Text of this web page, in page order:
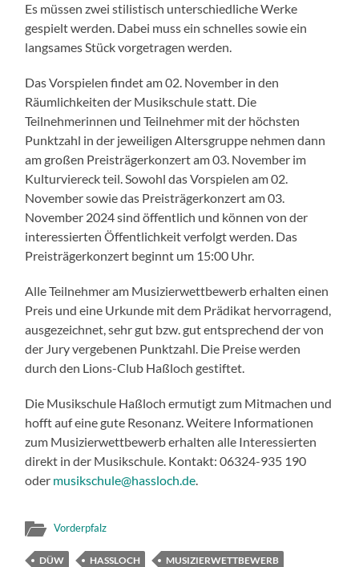
Es müssen zwei stilistisch unterschiedliche Werke
gespielt werden. Dabei muss ein schnelles sowie ein
langsames Stück vorgetragen werden.
Das Vorspielen findet am 02. November in den
Räumlichkeiten der Musikschule statt. Die
Teilnehmerinnen und Teilnehmer mit der höchsten
Punktzahl in der jeweiligen Altersgruppe nehmen dann
am großen Preisträgerkonzert am 03. November im
Kulturviereck teil. Sowohl das Vorspielen am 02.
November sowie das Preisträgerkonzert am 03.
November 2024 sind öffentlich und können von der
interessierten Öffentlichkeit verfolgt werden. Das
Preisträgerkonzert beginnt um 15:00 Uhr.
Alle Teilnehmer am Musizierwettbewerb erhalten einen
Preis und eine Urkunde mit dem Prädikat hervorragend,
ausgezeichnet, sehr gut bzw. gut entsprechend der von
der Jury vergebenen Punktzahl. Die Preise werden
durch den Lions-Club Haßloch gestiftet.
Die Musikschule Haßloch ermutigt zum Mitmachen und
hofft auf eine gute Resonanz. Weitere Informationen
zum Musizierwettbewerb erhalten alle Interessierten
direkt in der Musikschule. Kontakt: 06324-935 190
oder musikschule@hassloch.de.
Vorderpfalz
DÜW HASSLOCH MUSIZIERWETTBEWERB